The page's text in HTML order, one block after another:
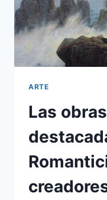
ARTE
Las